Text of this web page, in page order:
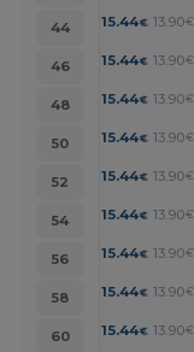
44
15.44€ 13.90€
46
15.44€ 13.90€
48
15.44€ 13.90€
50
15.44€ 13.90€
52
15.44€ 13.90€
54
15.44€ 13.90€
56
15.44€ 13.90€
58
15.44€ 13.90€
60
15.44€ 13.90€